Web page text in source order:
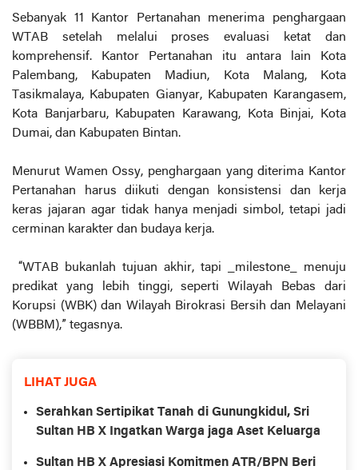
Sebanyak 11 Kantor Pertanahan menerima penghargaan
WTAB setelah melalui proses evaluasi ketat dan
komprehensif. Kantor Pertanahan itu antara lain Kota
Palembang, Kabupaten Madiun, Kota Malang, Kota
Tasikmalaya, Kabupaten Gianyar, Kabupaten Karangasem,
Kota Banjarbaru, Kabupaten Karawang, Kota Binjai, Kota
Dumai, dan Kabupaten Bintan.
Menurut Wamen Ossy, penghargaan yang diterima Kantor
Pertanahan harus diikuti dengan konsistensi dan kerja
keras jajaran agar tidak hanya menjadi simbol, tetapi jadi
cerminan karakter dan budaya kerja.
“WTAB bukanlah tujuan akhir, tapi _milestone_ menuju
predikat yang lebih tinggi, seperti Wilayah Bebas dari
Korupsi (WBK) dan Wilayah Birokrasi Bersih dan Melayani
(WBBM),” tegasnya.
LIHAT JUGA
Serahkan Sertipikat Tanah di Gunungkidul, Sri
Sultan HB X Ingatkan Warga jaga Aset Keluarga
Sultan HB X Apresiasi Komitmen ATR/BPN Beri